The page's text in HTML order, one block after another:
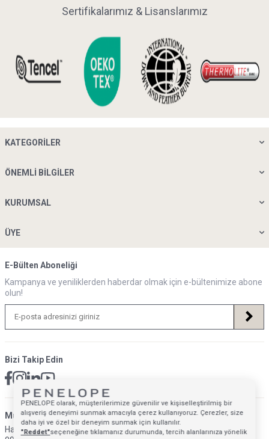
Sertifikalarımız & Lisanslarımız
KATEGORILER
ÖNEMLI BILGILER
KURUMSAL
ÜYE
E-Bülten Aboneliği
Kampanya ve yeniliklerden haberdar olmak için e-bültenimize abone
olun!
Bizi Takip Edin
Müsteri Hizmetleri İletişim Adresi
Hafta İçi: 09:00 - 18:00
PENELOPE olarak, müşterilerimize güvenilir ve kişiselleştirilmiş bir
alışveriş deneyimi sunmak amacıyla çerez kullanıyoruz. Çerezler, size
daha iyi ve özel bir deneyim sunmak için kullanılır.
"Reddet"seçeneğine tıklamanız durumunda, tercih alanlarınıza yönelik